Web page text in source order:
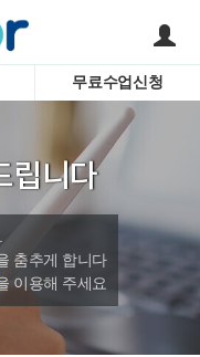
서비스안내
강사소개
회사소개
어린이
시험영
수업교
무료수업신청
립니다
춤추게 합니다
이용해 주세요